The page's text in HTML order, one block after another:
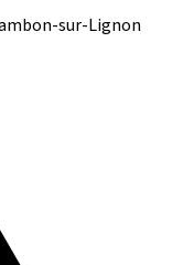
sur-Lignon